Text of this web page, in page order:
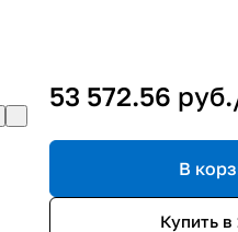
53 572.56
В
Купить в